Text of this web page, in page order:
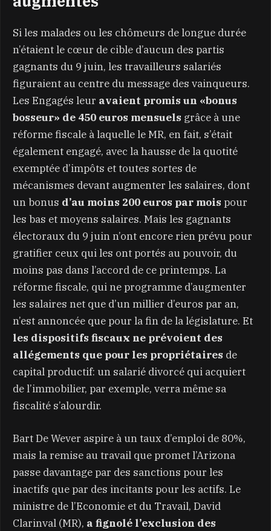
Si les malades ou les chômeurs de longue durée
n’étaient le cœur de cible d’aucun des partis
gagnants du 9 juin, les travailleurs salariés
figuraient au centre du message des vainqueurs.
Les Engagés leur avaient promis un «bonus
bosseur» de 450 euros mensuels grâce à une
réforme fiscale à laquelle le MR, en fait, s’était
également engagé, avec la hausse de la quotité
exemptée d’impôts et toutes sortes de
mécanismes devant augmenter les salaires, dont
un bonus d’au moins 200 euros par mois pour
les bas et moyens salaires. Mais les gagnants
électoraux du 9 juin n’ont encore rien prévu pour
gratifier ceux qui les ont portés au pouvoir, du
moins pas dans l’accord de ce printemps. La
réforme fiscale, qui ne programme d’augmenter
les salaires net que d’un millier d’euros par an,
n’est annoncée que pour la fin de la législature. Et
les dispositifs fiscaux ne prévoient des
allégements que pour les propriétaires de
capital productif: un salarié divorcé qui acquiert
de l’immobilier, par exemple, verra même sa
fiscalité s’alourdir.
Bart De Wever aspire à un taux d’emploi de 80%,
mais la remise au travail que promet l’Arizona
passe davantage par des sanctions pour les
inactifs que par des incitants pour les actifs. Le
ministre de l’Economie et du Travail, David
Clarinval (MR), a fignolé l’exclusion des